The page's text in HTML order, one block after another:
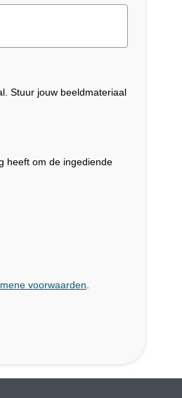
Stuur jouw beeldmateriaal
heeft om de ingediende
voorwaarden.